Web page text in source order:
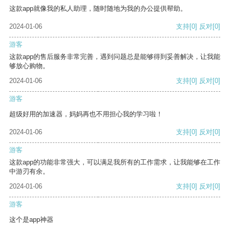
这款app就像我的私人助理，随时随地为我的办公提供帮助。
2024-01-06 支持[0] 反对[0]
游客
这款app的售后服务非常完善，遇到问题总是能够得到妥善解决，让我能
够放心购物。
2024-01-06
支持[0] 反对[0]
游客
超级好用的加速器，妈妈再也不用担心我的学习啦！
2024-01-06 支持[0] 反对[0]
游客
这款app的功能非常强大，可以满足我所有的工作需求，让我能够在工作
中游刃有余。
2024-01-06
支持[0] 反对[0]
游客
这个是app神器